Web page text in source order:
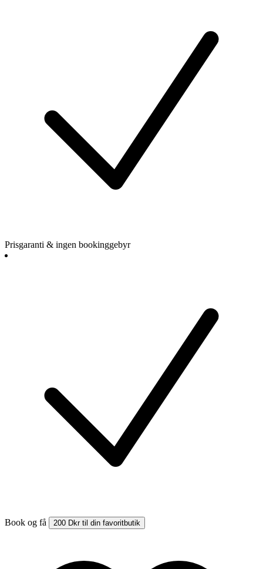
Prisgaranti & ingen bookinggebyr
Book og få 200 Dkr til din favoritbutik